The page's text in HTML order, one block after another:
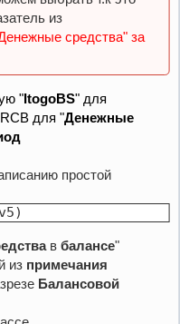
из
средства" за
"ItogoBS" для
для "Денежные
простой
в балансе"
из примечания
Балансовой